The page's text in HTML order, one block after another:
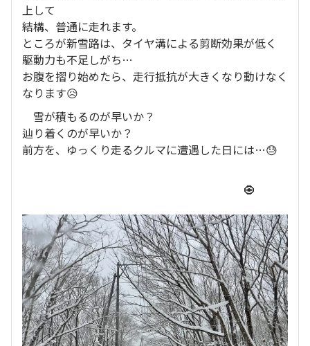
上して
結構、普通に走れます。
ところが新雪路は、タイヤ溝による剪断効果が低く
駆動力も不足しがち…
お腹を摺り始めたら、走行抵抗が大きくなり動けなく
なります😥
雪が積もるのが早いか？
辿り着くのが早いか？
前方を、ゆっくり走るクルマに遭遇した日には…😓
🧿